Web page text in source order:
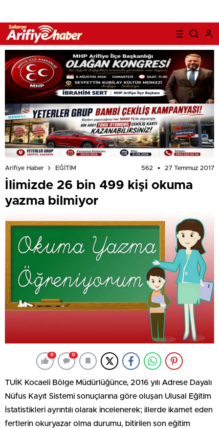
Arifiye Haber EĞİTİM 562 27 Temmuz 2017
İlimizde 26 bin 499 kişi okuma
yazma bilmiyor
0 0
TUİK Kocaeli Bölge Müdürlüğünce, 2016 yılı Adrese Dayalı
Nüfus Kayıt Sistemi sonuçlarına göre oluşan Ulusal Eğitim
İstatistikleri ayrıntılı olarak incelenerek; illerde ikamet eden
fertlerin okuryazar olma durumu, bitirilen son eğitim